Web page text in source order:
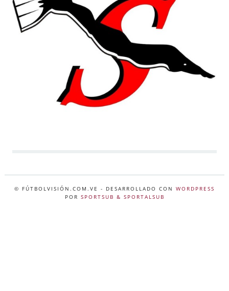
© FÚTBOLVISIÓN.COM.VE - DESARROLLADO CON WORDPRESS
POR SPORTSUB & SPORTALSUB